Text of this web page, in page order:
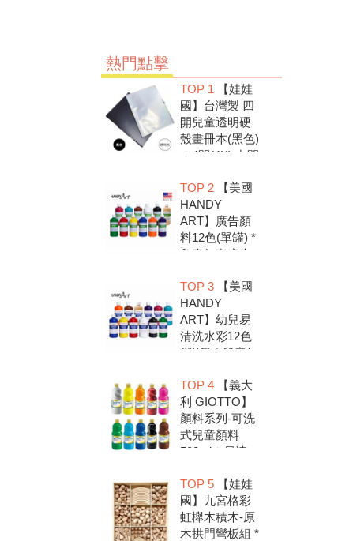
熱門點擊
TOP 1 【娃娃
國】台灣製 四
開兒童透明硬
殼畫冊本(黑色)
＊4開(4K).中間
扣.資料袋.圖畫
紙收集冊.收納
冊
TOP 2【美國
HANDY
ART】廣告顏
料12色(單罐) *
兒童無毒廣告
放心，彩繪DIY
超有趣
TOP 3【美國
HANDY
ART】幼兒易
清洗水彩12色
(單罐) * 兒童無
安全好放心，
彩繪DIY超有趣
TOP 4【義大
利 GIOTTO】
顏料系列-可洗
式兒童顏料
500ml＊易清
童美勞.親子部
落客推薦
TOP 5【娃娃
國】九宮格彩
虹櫸木積木-原
木拱門彎板組 *